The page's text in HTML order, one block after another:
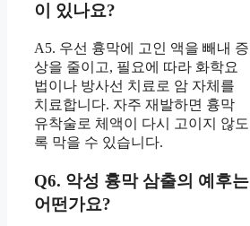
이 있나요?
A5. 우선 흉막에 고인 액을 빼내 증
상을 줄이고, 필요에 따라 화학요
법이나 방사선 치료로 암 자체를
치료합니다. 자주 재발하면 흉막
유착술로 체액이 다시 고이지 않도
록 막을 수 있습니다.
Q6. 악성 흉막 삼출의 예후는
어떤가요?